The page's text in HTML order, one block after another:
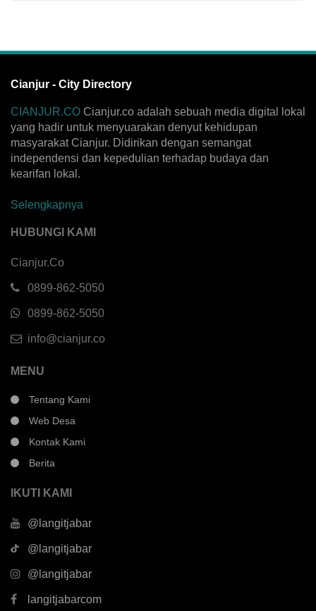
Cianjur - City Directory
CIANJUR.CO Cianjur.co adalah sebuah media digital lokal
yang hadir untuk menyuarakan denyut kehidupan
masyarakat Cianjur. Didirikan dengan semangat
independensi dan kepedulian terhadap budaya dan
kearifan lokal.
Selengkapnya
HUBUNGI KAMI
Cianjur.Co
0899-862-5050
0899-862-5050
info@cianjur.co
MENU
Tentang Kami
Web Desa
Kontak Kami
Berita
IKUTI KAMI
@langitjabar
@langitjabar
@langitjabar
langitjabarcom